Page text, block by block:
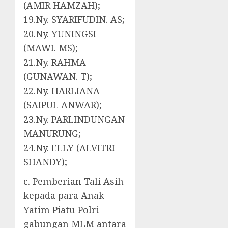
(AMIR HAMZAH);
19.Ny. SYARIFUDIN. AS;
20.Ny. YUNINGSI
(MAWI. MS);
21.Ny. RAHMA
(GUNAWAN. T);
22.Ny. HARLIANA
(SAIPUL ANWAR);
23.Ny. PARLINDUNGAN
MANURUNG;
24.Ny. ELLY (ALVITRI
SHANDY);
c. Pemberian Tali Asih
kepada para Anak
Yatim Piatu Polri
gabungan MLM antara